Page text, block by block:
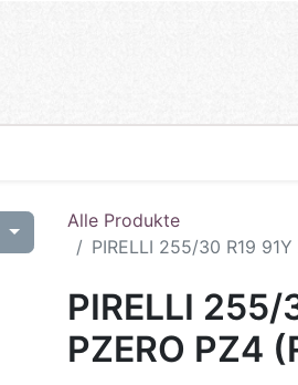
Alle Produkte
PIRELLI 255/30 R19
PIRELLI 255/
PZERO PZ4